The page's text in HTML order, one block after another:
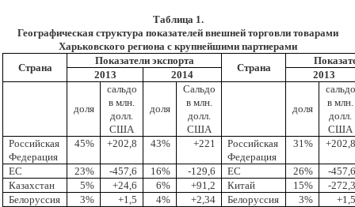
Таблица 1.
Географическая структура показателей внешней торговли товарами
Харьковского региона с крупнейшими партнерами
Страна
Показатели экспорта
Страна
2013
2014 2013
доля
сальдо
в млн.
долл.
США
доля
Сальдо
в млн.
долл.
США
доля
сальдо
в млн.
долл.
США
Российская
Федерация
45% +202,8 43% +221
Российская
Федерация
31% +202,8
ЕС 23% -457,6 16% -129,6 ЕС 26%
-457,6
Казахстан
5% +24,6 6% +91,2 Китай 15%
-272,3
Белоруссия
3% +1,5 4% +2,34 Белоруссия 3%
+1,5